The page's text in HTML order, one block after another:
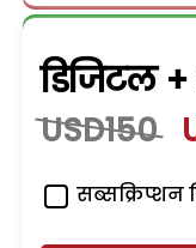
डिजिटल
USD150
सब्सक्रिप्शन